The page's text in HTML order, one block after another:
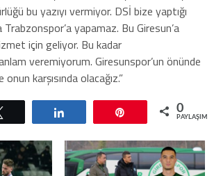
bu yazıyı vermiyor. DSİ bize yaptığı
Trabzonspor’a yapamaz. Bu Giresun’a
için geliyor. Bu kadar
veremiyorum. Giresunspor’un önünde
karşısında olacağız.”
0